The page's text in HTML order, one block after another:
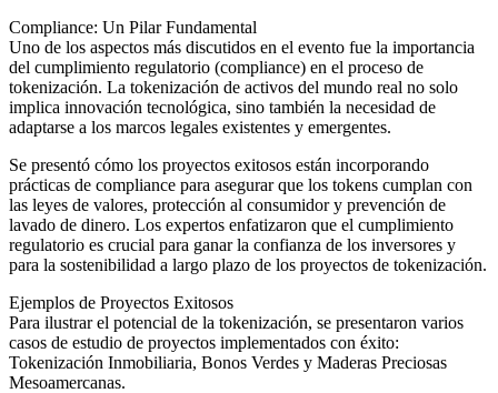
Compliance: Un Pilar Fundamental
Uno de los aspectos más discutidos en el evento fue la importancia
del cumplimiento regulatorio (compliance) en el proceso de
tokenización. La tokenización de activos del mundo real no solo
implica innovación tecnológica, sino también la necesidad de
adaptarse a los marcos legales existentes y emergentes.
Se presentó cómo los proyectos exitosos están incorporando
prácticas de compliance para asegurar que los tokens cumplan con
las leyes de valores, protección al consumidor y prevención de
lavado de dinero. Los expertos enfatizaron que el cumplimiento
regulatorio es crucial para ganar la confianza de los inversores y
para la sostenibilidad a largo plazo de los proyectos de tokenización.
Ejemplos de Proyectos Exitosos
Para ilustrar el potencial de la tokenización, se presentaron varios
casos de estudio de proyectos implementados con éxito:
Tokenización Inmobiliaria, Bonos Verdes y Maderas Preciosas
Mesoamercanas.